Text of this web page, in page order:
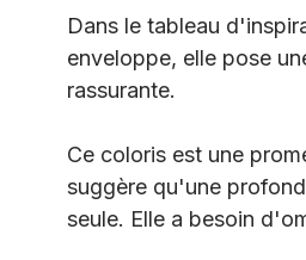
Dans le tableau
enveloppe, elle pose
rassurante.
Ce coloris est une
suggère qu'une
seule. Elle a besoin